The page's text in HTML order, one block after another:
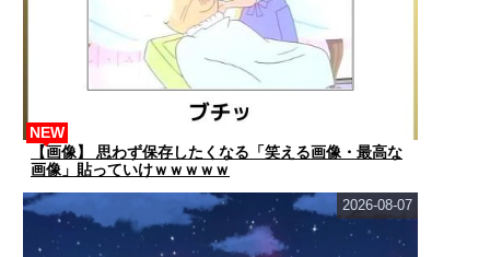
【画像】 思わず保存したくなる「笑える画像・最高な
画像」貼っていけｗｗｗｗｗ
NEW
2026-08-07